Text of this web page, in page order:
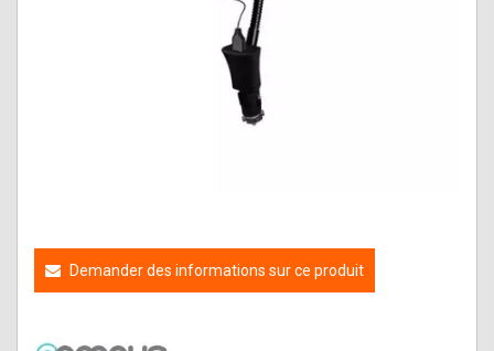
Demander des informations sur ce produit